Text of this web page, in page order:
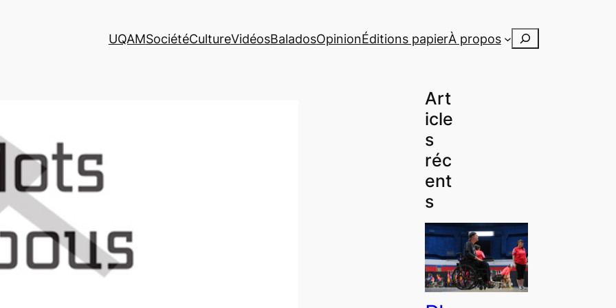
UQAMSociétéCultureVidéosBaladosOpinionÉditions papierÀ propos Rechercher
Art
icle
s
réc
ent
s